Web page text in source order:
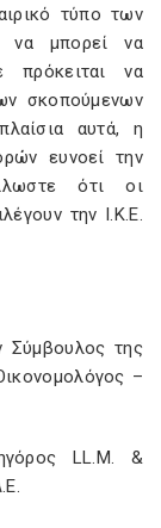
τύπο των
να μπορεί να
πρόκειται να
σκοπούμενων
αυτά, η
ευνοεί την
ότι οι
την Ι.Κ.Ε.
Σύμβουλος της
–
LL.M. &